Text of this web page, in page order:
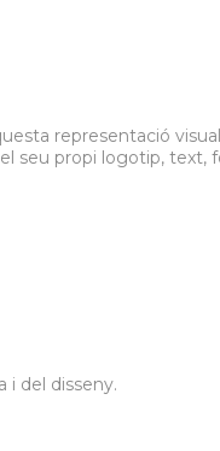
representació
seu propi logotip, text,
i del disseny.